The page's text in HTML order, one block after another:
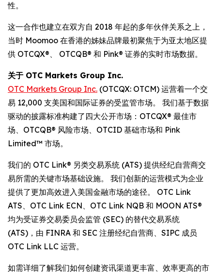
性。
这一合作也建立在双方自 2018 年起的多年伙伴关系之上，
当时 Moomoo 在香港的姊妹品牌最初聚焦于为亚太地区提
供 OTCQX®、 OTCQB® 和 Pink® 证券的实时市场数据。
关于 OTC Markets Group Inc.
OTC Markets Group Inc. (OTCQX: OTCM) 运营着一个交
易 12,000 支美国和国际证券的受监管市场。 我们基于数据
驱动的披露标准构建了四大公开市场：OTCQX® 最佳市
场、OTCQB® 风险市场、OTCID 基础市场和 Pink
Limited™ 市场。
我们的 OTC Link® 另类交易系统 (ATS) 提供经纪自营商交
易所需的关键市场基础设施。 我们创新的运营模式为企业
提供了更加高效进入美国金融市场的途径。 OTC Link
ATS、OTC Link ECN、OTC Link NQB 和 MOON ATS®
均为受证券交易委员会监管 (SEC) 的替代交易系统
(ATS)，由 FINRA 和 SEC 注册经纪自营商、SIPC 成员
OTC Link LLC 运营。
如需详细了解我们如何创建资讯渠道更丰富、效率更高的市